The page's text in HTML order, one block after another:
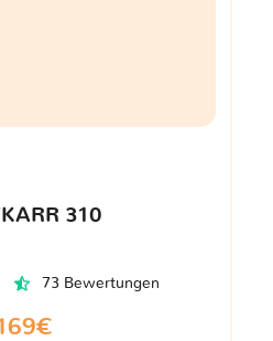
310
73 Bewertungen